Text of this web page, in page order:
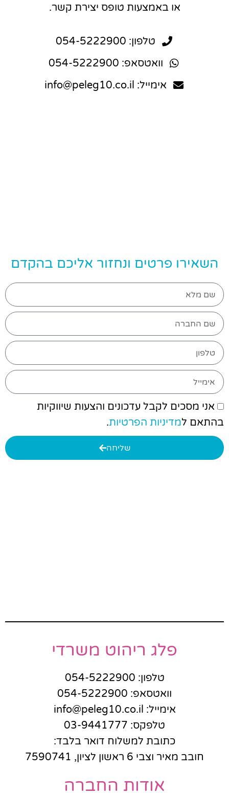
או באמצעות טופס יצירת קשר.
טלפון: 054-5222900
וואטסאפ: 054-5222900
אימייל: info@peleg10.co.il
השאירו פרטים ונחזור אליכם בהקדם
אני מסכים לקבל עדכונים והצעות שיווקיות
בהתאם למדיניות הפרטיות.
שליחה
פלג ריהוט משרדי
טלפון: 054-5222900
וואטסאפ: 054-5222900
אימייל: info@peleg10.co.il
טלפקס: 03-9441777
כתובת למשלוח דואר בלבד:
חובב מאיר וצבי 6 ראשון לציון, 7590741
אודות החברה